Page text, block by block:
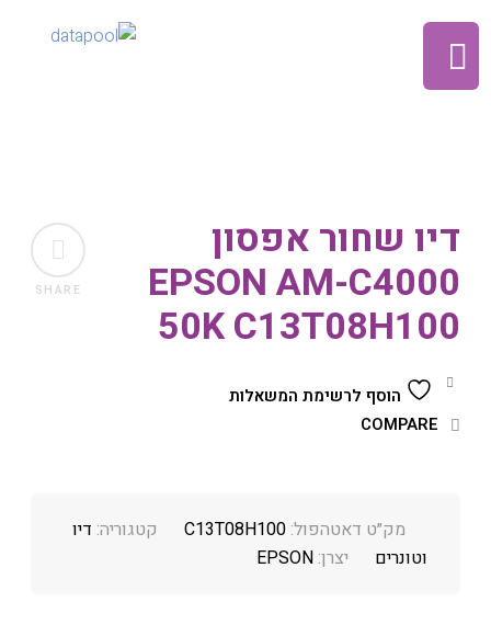
SHARE
דיו שחור אפסון
EPSON AM-C4000
50K C13T08H100
הוסף לרשימת המשאלות
COMPARE
מק״ט דאטהפול:C13T08H100 קטגוריה: דיו
וטונרים
יצרן:EPSON